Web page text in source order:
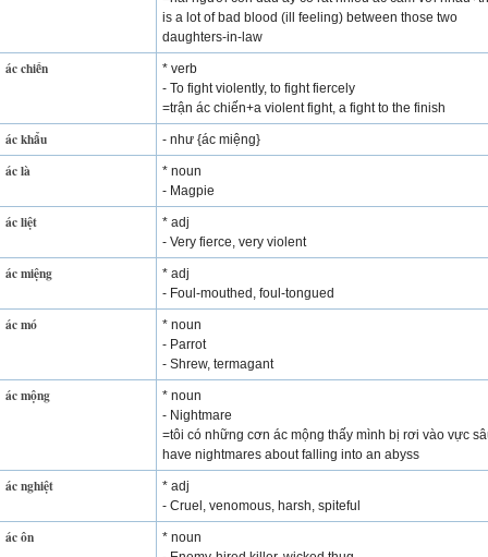
is a lot of bad blood (ill feeling) between those two
daughters-in-law
ác chiến
* verb
- To fight violently, to fight fiercely
=trận ác chiến+a violent fight, a fight to the finish
ác khẩu - như {ác miệng}
ác là
* noun
- Magpie
ác liệt
* adj
- Very fierce, very violent
ác miệng
* adj
- Foul-mouthed, foul-tongued
ác mó
* noun
- Parrot
- Shrew, termagant
ác mộng
* noun
- Nightmare
=tôi có những cơn ác mộng thấy mình bị rơi vào vực
have nightmares about falling into an abyss
ác nghiệt
* adj
- Cruel, venomous, harsh, spiteful
ác ôn
* noun